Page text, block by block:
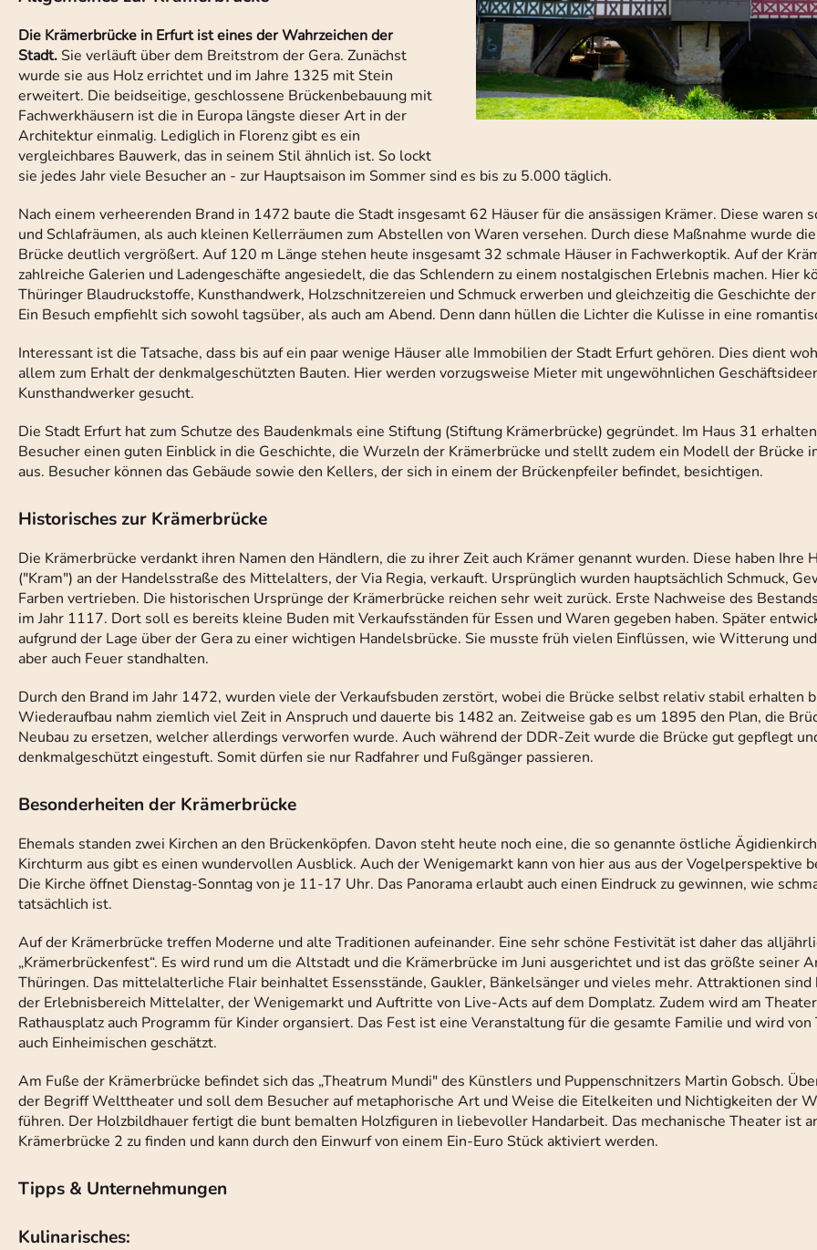
Die Krämerbrücke in Erfurt ist eines der Wahrzeichen der
Stadt.Sie verläuft über dem Breitstrom der Gera. Zunächst
wurde sie aus Holz errichtet und im Jahre 1325 mit Stein
erweitert. Die beidseitige, geschlossene Brückenbebauung mit
Fachwerkhäusern ist die in Europa längste dieser Art in der
Architektur einmalig. Lediglich in Florenz gibt es ein
vergleichbares Bauwerk, das in seinem Stil ähnlich ist. So lockt
sie jedes Jahr viele Besucher an - zur Hauptsaison im Sommer sind es bis zu 5.000 täglich.
Nach einem verheerenden Brand in 1472 baute die Stadt insgesamt 62 Häuser für die ansässigen Krämer. Diese waren
und Schlafräumen, als auch kleinen Kellerräumen zum Abstellen von Waren versehen. Durch diese Maßnahme wurde
Brücke deutlich vergrößert. Auf 120 m Länge stehen heute insgesamt 32 schmale Häuser in Fachwerkoptik. Auf der
zahlreiche Galerien und Ladengeschäfte angesiedelt, die das Schlendern zu einem nostalgischen Erlebnis machen. Hier
Thüringer Blaudruckstoffe, Kunsthandwerk, Holzschnitzereien und Schmuck erwerben und gleichzeitig die Geschichte
Ein Besuch empfiehlt sich sowohl tagsüber, als auch am Abend. Denn dann hüllen die Lichter die Kulisse in eine
Interessant ist die Tatsache, dass bis auf ein paar wenige Häuser alle Immobilien der Stadt Erfurt gehören. Dies dient
allem zum Erhalt der denkmalgeschützten Bauten. Hier werden vorzugsweise Mieter mit ungewöhnlichen
Kunsthandwerker gesucht.
Die Stadt Erfurt hat zum Schutze des Baudenkmals eine Stiftung (Stiftung Krämerbrücke) gegründet. Im Haus 31
Besucher einen guten Einblick in die Geschichte, die Wurzeln der Krämerbrücke und stellt zudem ein Modell der Brücke
aus. Besucher können das Gebäude sowie den Kellers, der sich in einem der Brückenpfeiler befindet, besichtigen.
Historisches zur Krämerbrücke
Die Krämerbrücke verdankt ihren Namen den Händlern, die zu ihrer Zeit auch Krämer genannt wurden. Diese haben Ihre
("Kram") an der Handelsstraße des Mittelalters, der Via Regia, verkauft. Ursprünglich wurden hauptsächlich Schmuck,
Farben vertrieben. Die historischen Ursprünge der Krämerbrücke reichen sehr weit zurück. Erste Nachweise des
im Jahr 1117. Dort soll es bereits kleine Buden mit Verkaufsständen für Essen und Waren gegeben haben. Später
aufgrund der Lage über der Gera zu einer wichtigen Handelsbrücke. Sie musste früh vielen Einflüssen, wie Witterung
aber auch Feuer standhalten.
Durch den Brand im Jahr 1472, wurden viele der Verkaufsbuden zerstört, wobei die Brücke selbst relativ stabil erhalten
Wiederaufbau nahm ziemlich viel Zeit in Anspruch und dauerte bis 1482 an. Zeitweise gab es um 1895 den Plan, die
Neubau zu ersetzen, welcher allerdings verworfen wurde. Auch während der DDR-Zeit wurde die Brücke gut gepflegt
denkmalgeschützt eingestuft. Somit dürfen sie nur Radfahrer und Fußgänger passieren.
Besonderheiten der Krämerbrücke
Ehemals standen zwei Kirchen an den Brückenköpfen. Davon steht heute noch eine, die so genannte östliche
Kirchturm aus gibt es einen wundervollen Ausblick. Auch der Wenigemarkt kann von hier aus aus der Vogelperspektive
Die Kirche öffnet Dienstag-Sonntag von je 11-17 Uhr. Das Panorama erlaubt auch einen Eindruck zu gewinnen, wie
tatsächlich ist.
Auf der Krämerbrücke treffen Moderne und alte Traditionen aufeinander. Eine sehr schöne Festivität ist daher das
„Krämerbrückenfest“. Es wird rund um die Altstadt und die Krämerbrücke im Juni ausgerichtet und ist das größte seiner
Thüringen. Das mittelalterliche Flair beinhaltet Essensstände, Gaukler, Bänkelsänger und vieles mehr. Attraktionen
der Erlebnisbereich Mittelalter, der Wenigemarkt und Auftritte von Live-Acts auf dem Domplatz. Zudem wird am
Rathausplatz auch Programm für Kinder organsiert. Das Fest ist eine Veranstaltung für die gesamte Familie und wird von
auch Einheimischen geschätzt.
Am Fuße der Krämerbrücke befindet sich das „Theatrum Mundi" des Künstlers und Puppenschnitzers Martin Gobsch.
der Begriff Welttheater und soll dem Besucher auf metaphorische Art und Weise die Eitelkeiten und Nichtigkeiten der
führen. Der Holzbildhauer fertigt die bunt bemalten Holzfiguren in liebevoller Handarbeit. Das mechanische Theater ist
Krämerbrücke 2 zu finden und kann durch den Einwurf von einem Ein-Euro Stück aktiviert werden.
Tipps & Unternehmungen
Kulinarisches: